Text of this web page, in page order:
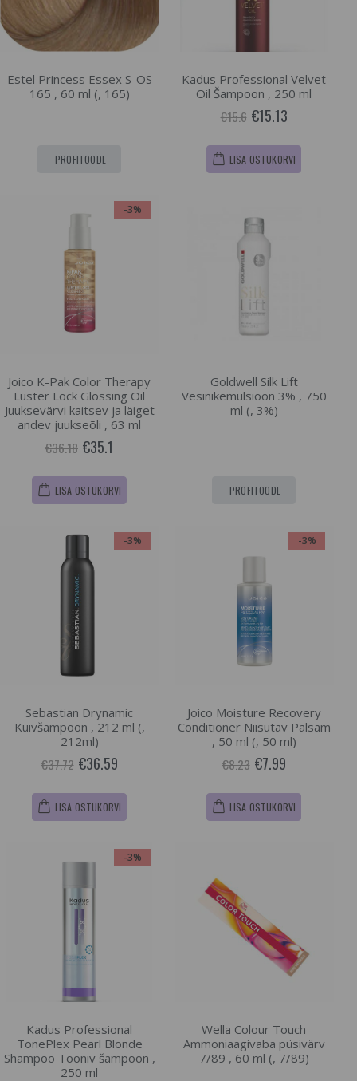
Estel Princess Essex S-OS
165 , 60 ml (, 165)
PROFITOODE
Kadus Professional Velvet
Oil Šampoon , 250 ml
€15.6 €15.13
LISA OSTUKORVI
-3%
Joico K-Pak Color Therapy
Luster Lock Glossing Oil
Juuksevärvi kaitsev ja läiget
andev juukseõli , 63 ml
€36.18 €35.1
LISA OSTUKORVI
Goldwell Silk Lift
Vesinikemulsioon 3% , 750
ml (, 3%)
PROFITOODE
-3%
Sebastian Drynamic
Kuivšampoon , 212 ml (,
212ml)
€37.72 €36.59
LISA OSTUKORVI
-3%
Joico Moisture Recovery
Conditioner Niisutav Palsam
, 50 ml (, 50 ml)
€8.23 €7.99
LISA OSTUKORVI
-3%
Kadus Professional
TonePlex Pearl Blonde
Shampoo Tooniv šampoon ,
250 ml
Wella Colour Touch
Ammoniaagivaba püsivärv
7/89 , 60 ml (, 7/89)